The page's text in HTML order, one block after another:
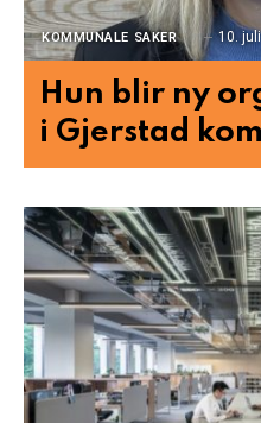
KOMMUNALE SAKER 10.
Hun blir ny
i Gjerstad